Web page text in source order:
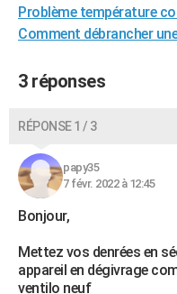
Problème température
Comment débrancher
3 réponses
RÉPONSE 1 / 3
papy35
7 févr. 2022 à 12:45
Bonjour,
Mettez vos denrées en
appareil en dégivrage
ventilo neuf